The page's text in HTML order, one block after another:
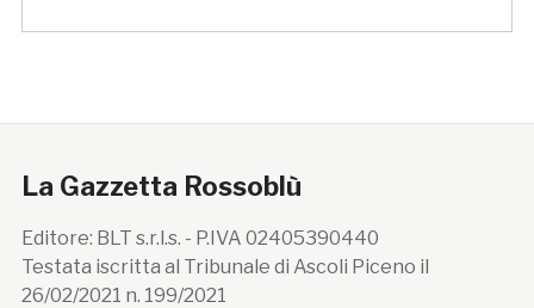
La Gazzetta Rossoblù
Editore: BLT s.r.l.s. - P.IVA 02405390440
Testata iscritta al Tribunale di Ascoli Piceno il
26/02/2021 n. 199/2021